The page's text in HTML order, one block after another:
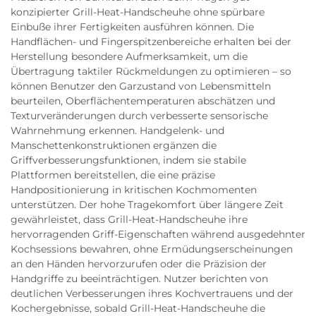
konzipierter Grill-Heat-Handscheuhe ohne spürbare
Einbuße ihrer Fertigkeiten ausführen können. Die
Handflächen- und Fingerspitzenbereiche erhalten bei der
Herstellung besondere Aufmerksamkeit, um die
Übertragung taktiler Rückmeldungen zu optimieren – so
können Benutzer den Garzustand von Lebensmitteln
beurteilen, Oberflächentemperaturen abschätzen und
Texturveränderungen durch verbesserte sensorische
Wahrnehmung erkennen. Handgelenk- und
Manschettenkonstruktionen ergänzen die
Griffverbesserungsfunktionen, indem sie stabile
Plattformen bereitstellen, die eine präzise
Handpositionierung in kritischen Kochmomenten
unterstützen. Der hohe Tragekomfort über längere Zeit
gewährleistet, dass Grill-Heat-Handscheuhe ihre
hervorragenden Griff-Eigenschaften während ausgedehnter
Kochsessions bewahren, ohne Ermüdungserscheinungen
an den Händen hervorzurufen oder die Präzision der
Handgriffe zu beeinträchtigen. Nutzer berichten von
deutlichen Verbesserungen ihres Kochvertrauens und der
Kochergebnisse, sobald Grill-Heat-Handscheuhe die